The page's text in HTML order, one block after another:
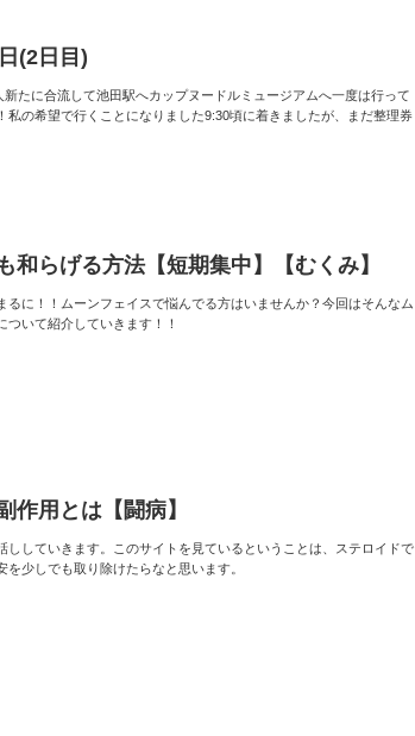
(2日目)
たに合流して池田駅へカップヌードルミュージアムへ一度は行って
私の希望で行くことになりました9:30頃に着きましたが、まだ整理券
和らげる方法【短期集中】【むくみ】
るに！！ムーンフェイスで悩んでる方はいませんか？今回はそんなム
いて紹介していきます！！
作用とは【闘病】
ししていきます。このサイトを見ているということは、ステロイドで
少しでも取り除けたらなと思います。